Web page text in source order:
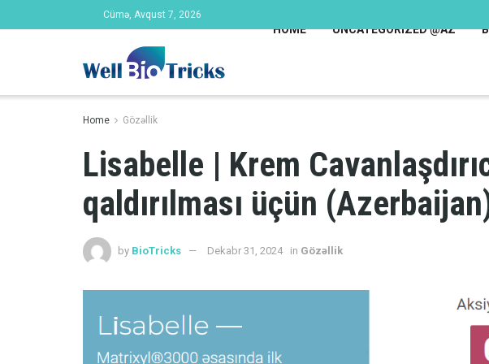
Cümə, Avqust 7, 2026
HOME UNCATEGORIZED @AZ
Home Gözəllik
Lisabelle | Krem
qaldırılması üçün
by BioTricks Dekabr 31, 2024 in Gözəllik